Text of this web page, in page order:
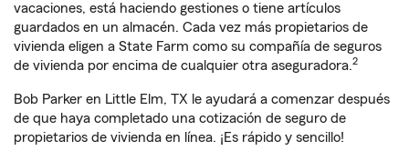
vacaciones, está haciendo gestiones o tiene artículos
guardados en un almacén. Cada vez más propietarios de
vivienda eligen a State Farm como su compañía de seguros
de vivienda por encima de cualquier otra aseguradora.2
Bob Parker en Little Elm, TX le ayudará a comenzar después
de que haya completado una cotización de seguro de
propietarios de vivienda en línea. ¡Es rápido y sencillo!